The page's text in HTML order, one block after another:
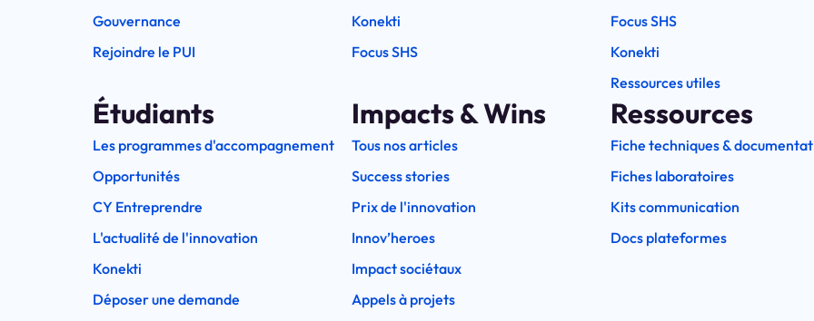
Gouvernance
Rejoindre le PUI
Konekti
Focus SHS
Focus SHS
Konekti
Ressources utiles
Étudiants
Les programmes d'accompagnement
Opportunités
CY Entreprendre
L'actualité de l'innovation
Konekti
Déposer une demande
Impacts & Wins
Tous nos articles
Success stories
Prix de l'innovation
Innov’heroes
Impact sociétaux
Appels à projets
Ressources
Fiche techniques &
Fiches laboratoires
Kits communication
Docs plateformes